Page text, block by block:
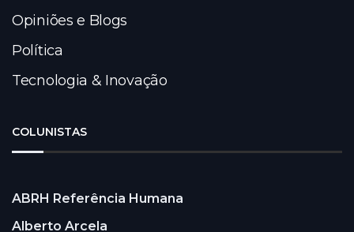
Opiniões e Blogs
Política
Tecnologia & Inovação
COLUNISTAS
ABRH Referência Humana
Alberto Arcela